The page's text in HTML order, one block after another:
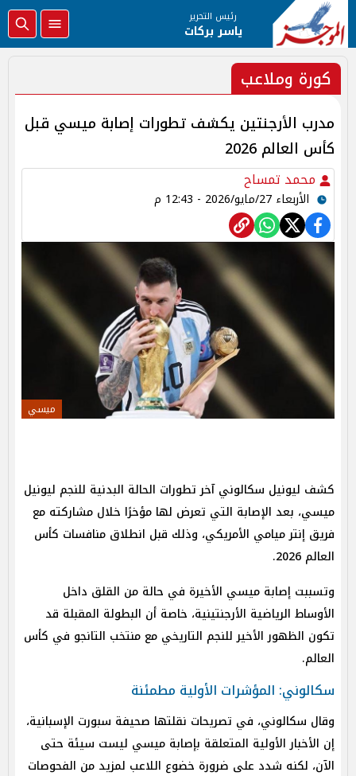
رئيس التحرير
ياسر بركات
كورة وملاعب
مدرب الأرجنتين يكشف تطورات إصابة ميسي قبل
كأس العالم 2026
محمد تمساح
الأربعاء 27/مايو/2026 - 12:43 م
ميسي
كشف ليونيل سكالوني آخر تطورات الحالة البدنية للنجم ليونيل
ميسي، بعد الإصابة التي تعرض لها مؤخرًا خلال مشاركته مع
فريق إنتر ميامي الأمريكي، وذلك قبل انطلاق منافسات كأس
العالم 2026.
وتسببت إصابة ميسي الأخيرة في حالة من القلق داخل
الأوساط الرياضية الأرجنتينية، خاصة أن البطولة المقبلة قد
تكون الظهور الأخير للنجم التاريخي مع منتخب التانجو في كأس
العالم.
سكالوني: المؤشرات الأولية مطمئنة
وقال سكالوني، في تصريحات نقلتها صحيفة سبورت الإسبانية،
إن الأخبار الأولية المتعلقة بإصابة ميسي ليست سيئة حتى
الآن، لكنه شدد على ضرورة خضوع اللاعب لمزيد من الفحوصات